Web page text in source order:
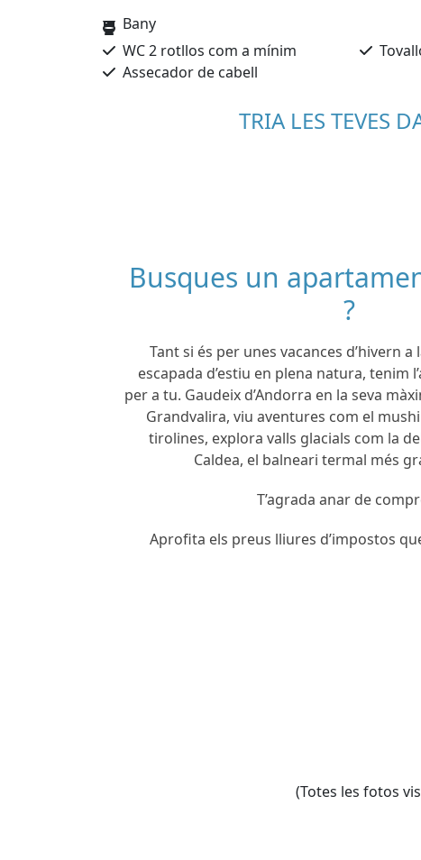
Bany
WC 2 rotllos com a mínim
Assecador de cabell
TRIA LES TEVES
Busques un
?
Tant si és per unes vacances d’hivern
escapada d’estiu en plena natura, tenim
per a tu. Gaudeix d’Andorra en la seva
Grandvalira, viu aventures com el
tirolines, explora valls glacials com la
Caldea, el balneari termal més
T’agrada anar de
Aprofita els preus lliures d’impostos
(Totes les fotos